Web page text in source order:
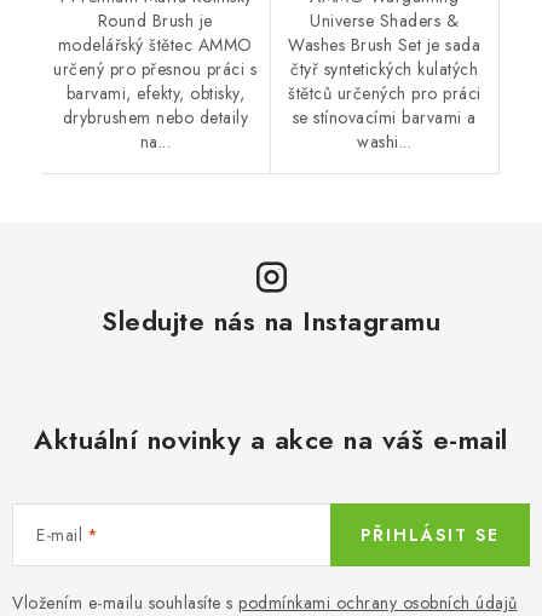
Round Brush je
modelářský štětec AMMO
určený pro přesnou práci s
barvami, efekty, obtisky,
drybrushem nebo detaily
na...
Universe Shaders &
Washes Brush Set je sada
čtyř syntetických kulatých
štětců určených pro práci
se stínovacími barvami a
washi...
Sledujte nás na Instagramu
Aktuální novinky a akce na váš e-mail
E-mail
Vložením e-mailu souhlasíte s podmínkami ochrany osobních údajů
PŘIHLÁSIT SE